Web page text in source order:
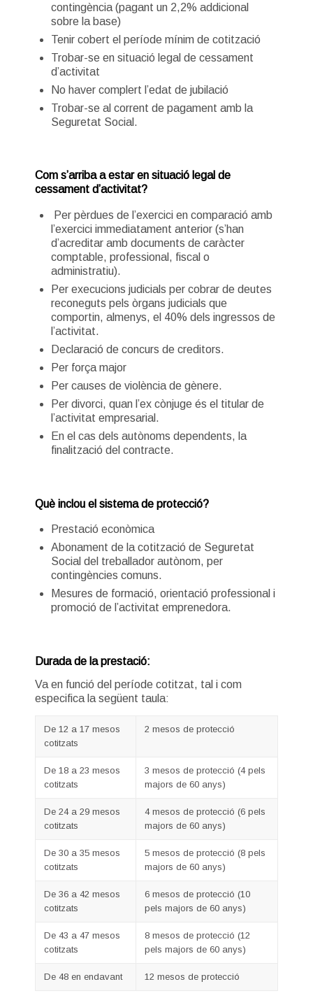
contingència (pagant un 2,2% addicional
sobre la base)
Tenir cobert el període mínim de cotització
Trobar-se en situació legal de cessament
d’activitat
No haver complert l’edat de jubilació
Trobar-se al corrent de pagament amb la
Seguretat Social.
Com s’arriba a estar en situació legal de
cessament d’activitat?
Per pèrdues de l’exercici en comparació amb
l’exercici immediatament anterior (s’han
d’acreditar amb documents de caràcter
comptable, professional, fiscal o
administratiu).
Per execucions judicials per cobrar de deutes
reconeguts pels òrgans judicials que
comportin, almenys, el 40% dels ingressos de
l’activitat.
Declaració de concurs de creditors.
Per força major
Per causes de violència de gènere.
Per divorci, quan l’ex cònjuge és el titular de
l’activitat empresarial.
En el cas dels autònoms dependents, la
finalització del contracte.
Què inclou el sistema de protecció?
Prestació econòmica
Abonament de la cotització de Seguretat
Social del treballador autònom, per
contingències comuns.
Mesures de formació, orientació professional i
promoció de l’activitat emprenedora.
Durada de la prestació:
Va en funció del període cotitzat, tal i com
especifica la següent taula:
De 12 a 17 mesos
cotitzats
2 mesos de protecció
De 18 a 23 mesos
cotitzats
3 mesos de protecció (4 pels
majors de 60 anys)
De 24 a 29 mesos
cotitzats
4 mesos de protecció (6 pels
majors de 60 anys)
De 30 a 35 mesos
cotitzats
5 mesos de protecció (8 pels
majors de 60 anys)
De 36 a 42 mesos
cotitzats
6 mesos de protecció (10
pels majors de 60 anys)
De 43 a 47 mesos
cotitzats
8 mesos de protecció (12
pels majors de 60 anys)
De 48 en endavant 12 mesos de protecció